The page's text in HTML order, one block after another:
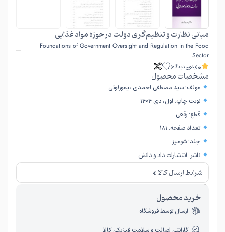
مبانی نظارت و تنظیم‌گری دولت در حوزه مواد غذایی
Foundations of Government Oversight and Regulation in the Food
Sector
0(بدون دیدگاه)
مشخصات محصول
مولف: سید مصطفی احمدی تیمورلوئی
نوبت چاپ: اول، دی ۱۴۰۴
قطع: رقعی
تعداد صفحه: ۱۸۱
جلد: شومیز
ناشر: انتشارات داد و دانش
شرایط ارسال کالا
خرید محصول
ارسال توسط فروشگاه